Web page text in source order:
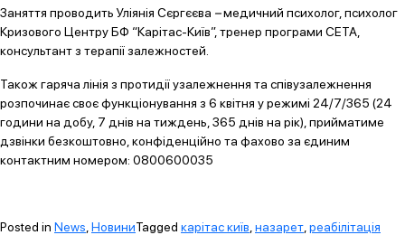
Заняття проводить Уліянія Сєргєєва –медичний психолог, психолог
Кризового Центру БФ “Карітас-Київ”, тренер програми СЕТА,
консультант з терапії залежностей.
Також гаряча лінія з протидії узалежнення та співузалежнення
розпочинає своє функціонування з 6 квітня у режимі 24/7/365 (24
години на добу, 7 днів на тиждень, 365 днів на рік), прийматиме
дзвінки безкоштовно, конфіденційно та фахово за єдиним
контактним номером: 0800600035
Posted in News НовиниTagged карітас київ назарет реабілітація